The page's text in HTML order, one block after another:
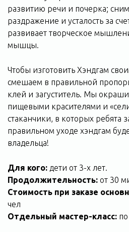
развитию речи и почерка;
раздражение и усталость за
развивает творческое
мышцы.
Чтобы изготовить Хэндгам
смешаем в правильной
клей и загуститель. Мы
пищевыми красителями и
стаканчики, в которых ребята
правильном уходе хэндгам
владельца!
Для кого: дети от 3-х лет.
Продолжительность: от 30
Стоимость при заказе
чел
Отдельный мастер-класс: